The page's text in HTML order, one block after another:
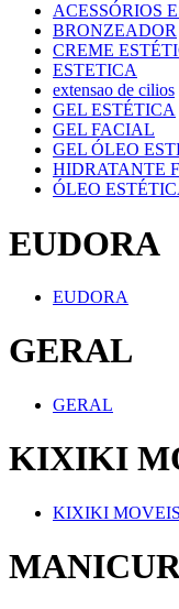
ACESSÓRIOS
BRONZEADOR
CREME
ESTETICA
extensao de cilios
GEL ESTÉTICA
GEL FACIAL
GEL ÓLEO
HIDRATANTE
ÓLEO
EUDORA
EUDORA
GERAL
GERAL
KIXIKI
KIXIKI MOVEIS